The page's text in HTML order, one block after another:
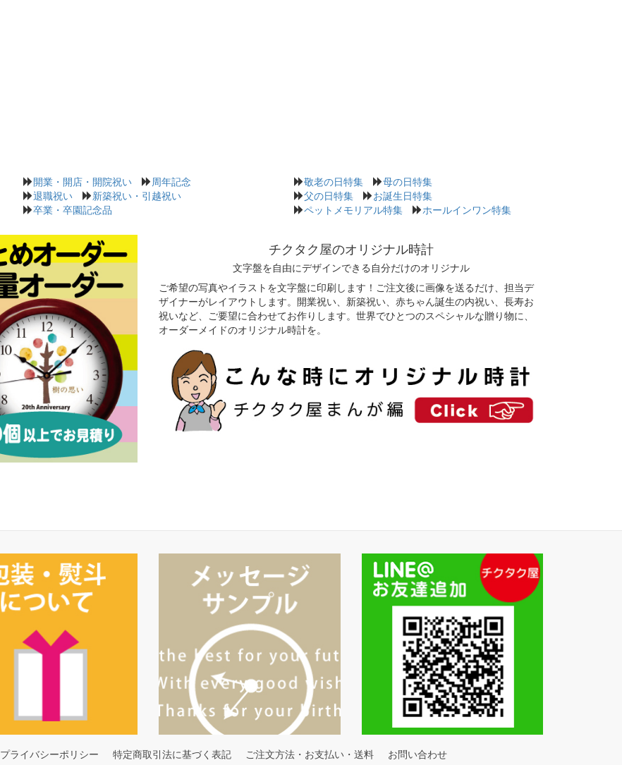
開業・開店・開院祝い
周年記念
退職祝い
新築祝い・引越祝い
卒業・卒園記念品
敬老の日特集
母の日特集
父の日特集
お誕生日特集
ペットメモリアル特集
ホールインワン特集
チクタク屋のオリジナル時計
文字盤を自由にデザインできる自分だけのオリジナル
ご希望の写真やイラストを文字盤に印刷します！ご注文後に画像を送るだけ、担当デ
ザイナーがレイアウトします。開業祝い、新築祝い、赤ちゃん誕生の内祝い、長寿お
祝いなど、ご要望に合わせてお作りします。世界でひとつのスペシャルな贈り物に、
オーダーメイドのオリジナル時計を。
プライバシーポリシー 特定商取引法に基づく表記 ご注文方法・お支払い・送料 お問い合わせ